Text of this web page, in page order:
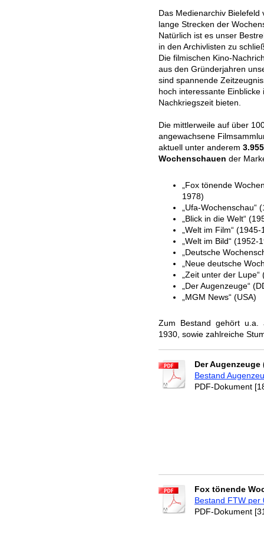
Das Medienarchiv Bielefeld
lange Strecken der
Natürlich ist es unser
in den Archivlisten zu
Die filmischen Kino-
aus den Gründerjahren
sind spannende
hoch interessante Einblicke
Nachkriegszeit bieten.
Die mittlerweile auf über
angewachsene
aktuell unter anderem 3.955
Wochenschauen der
„Fox tönende
1978)
„Ufa-Wochenschau“
„Blick in die Welt“
„Welt im Film“
„Welt im Bild“ (1952-
„Deutsche
„Neue deutsche
„Zeit unter der
„Der Augenzeuge“
„MGM News“ (USA)
Zum Bestand gehört u.a.
1930, sowie zahlreiche
Der Augenzeuge
Bestand
PDF-Dokument
Fox tönende
Bestand FTW per
PDF-Dokument